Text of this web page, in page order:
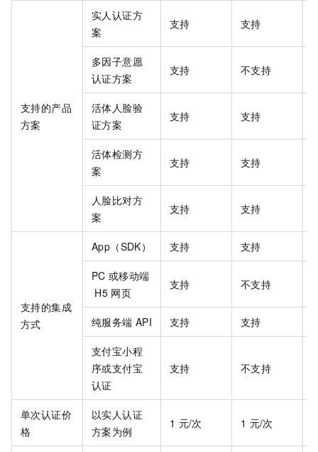
支持的产品
方案
实人认证方
案
支持 支持
多因子意愿
认证方案
支持 不支持
活体人脸验
证方案
支持 支持
活体检测方
案
支持 支持
人脸比对方
案
支持 支持
支持的集成
方式
App（SDK） 支持 支持
PC 或移动端
H5 网页
支持 不支持
纯服务端 API 支持 支持
支付宝小程
序或支付宝
认证
支持 不支持
单次认证价
格
以实人认证
方案为例
1 元/次 1 元/次